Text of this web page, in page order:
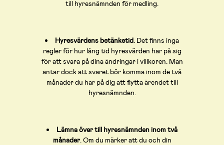
till hyresnämnden för medling.
Hyresvärdens betänketid. Det finns inga
regler för hur lång tid hyresvärden har på sig
för att svara på dina ändringar i villkoren. Man
antar dock att svaret bör komma inom de två
månader du har på dig att flytta ärendet till
hyresnämnden.
Lämna över till hyresnämnden inom två
månader. Om du märker att du och din